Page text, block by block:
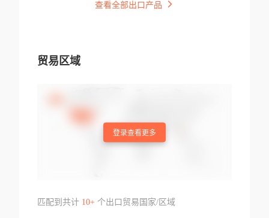
查看全部出口产品
贸易区域
登录查看更多
匹配到共计 10+个出口贸易国家/区域